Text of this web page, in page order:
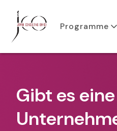
Programme
Gibt es